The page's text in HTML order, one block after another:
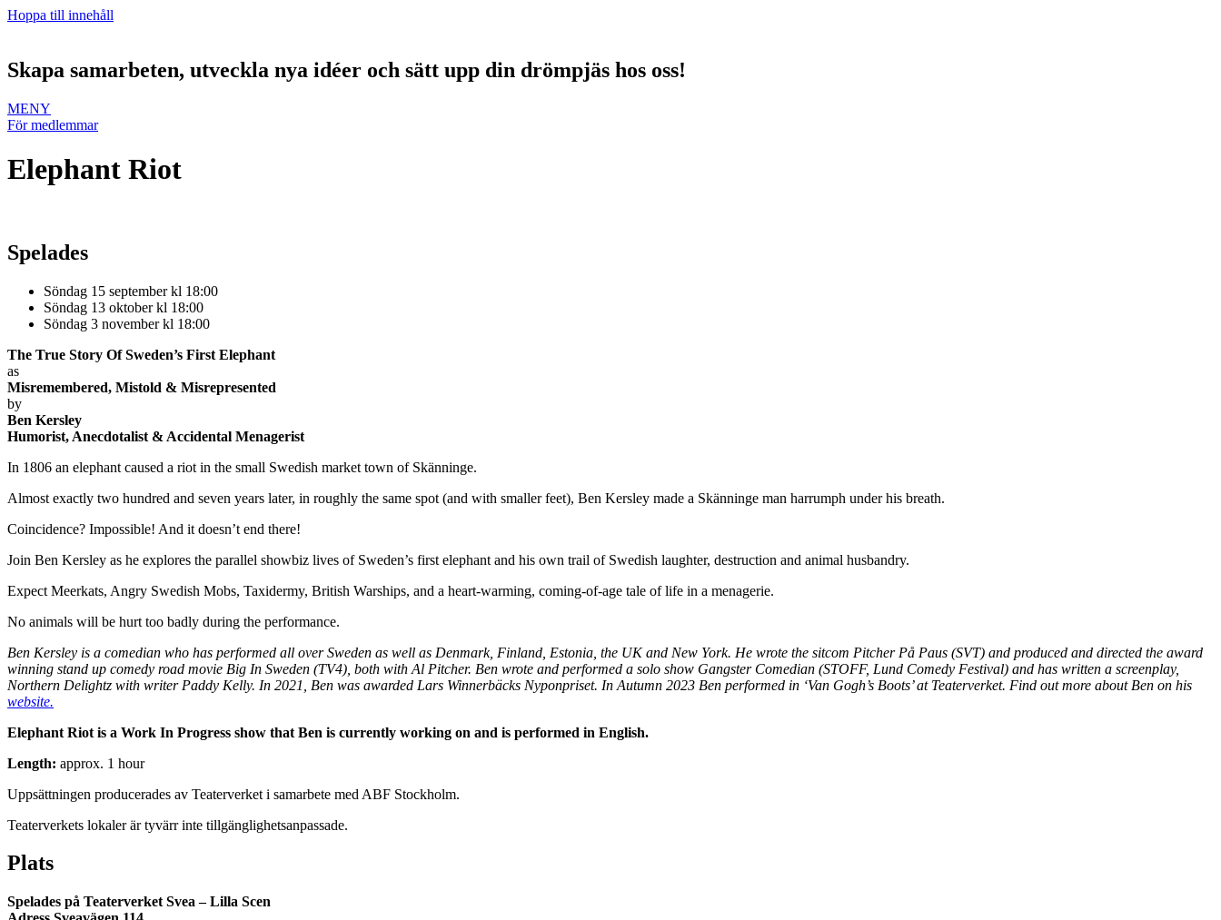
Hoppa till innehåll
Skapa samarbeten, utveckla nya idéer och sätt upp din drömpjäs hos oss!
MENY
För medlemmar
Elephant Riot
Spelades
Söndag 15 september kl 18:00
Söndag 13 oktober kl 18:00
Söndag 3 november kl 18:00
The True Story Of Sweden’s First Elephant
as
Misremembered, Mistold & Misrepresented
by
Ben Kersley
Humorist, Anecdotalist & Accidental Menagerist
In 1806 an elephant caused a riot in the small Swedish market town of Skänninge.
Almost exactly two hundred and seven years later, in roughly the same spot (and with smaller feet), Ben Kersley made a Skänninge man harrumph under his breath.
Coincidence? Impossible! And it doesn’t end there!
Join Ben Kersley as he explores the parallel showbiz lives of Sweden’s first elephant and his own trail of Swedish laughter, destruction and animal husbandry.
Expect Meerkats, Angry Swedish Mobs, Taxidermy, British Warships, and a heart-warming, coming-of-age tale of life in a menagerie.
No animals will be hurt too badly during the performance.
Ben Kersley is a comedian who has performed all over Sweden as well as Denmark, Finland, Estonia, the UK and New York. He wrote the sitcom Pitcher På Paus (SVT) and produced and directed the award
winning stand up comedy road movie Big In Sweden (TV4), both with Al Pitcher. Ben wrote and performed a solo show Gangster Comedian (STOFF, Lund Comedy Festival) and has written a screenplay,
Northern Delightz with writer Paddy Kelly. In 2021, Ben was awarded Lars Winnerbäcks Nyponpriset. In Autumn 2023 Ben performed in ‘Van Gogh’s Boots’ at Teaterverket. Find out more about Ben on his
website.
Elephant Riot is a Work In Progress show that Ben is currently working on and is performed in English.
Length: approx. 1 hour
Uppsättningen producerades av Teaterverket i samarbete med ABF Stockholm.
Teaterverkets lokaler är tyvärr inte tillgänglighetsanpassade.
Plats
Spelades på Teaterverket Svea – Lilla Scen